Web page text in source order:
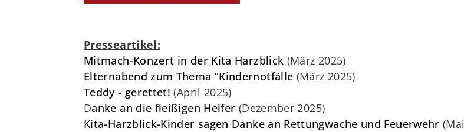
Presseartikel:
Mitmach-Konzert in der Kita Harzblick (März 2025)
Elternabend zum Thema “Kindernotfälle (März 2025)
Teddy - gerettet!(April 2025)
Danke an die fleißigen Helfer (Dezember 2025)
Kita-Harzblick-Kinder sagen Danke an Rettungwache und Feuerwehr(Mai